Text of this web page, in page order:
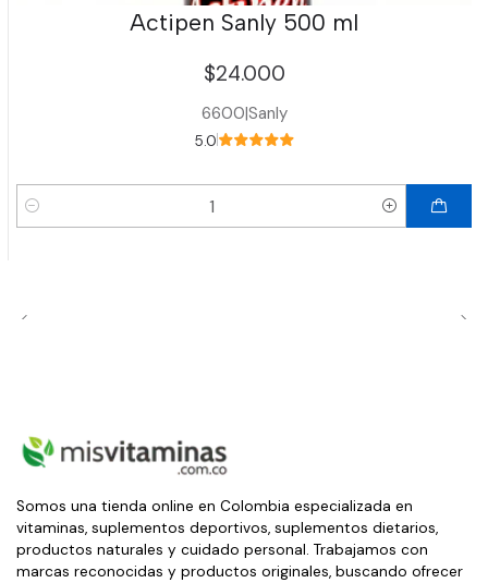
Actipen Sanly 500 ml
$24.000
6600|Sanly
5.0
Cantidad
Somos una tienda online en Colombia especializada en
vitaminas, suplementos deportivos, suplementos dietarios,
productos naturales y cuidado personal. Trabajamos con
marcas reconocidas y productos originales, buscando ofrecer